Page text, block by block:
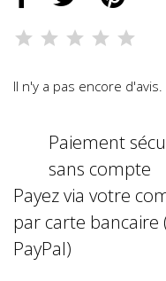
Il n'y a pas encore d'avis.
Paiement
sans compte
Payez via votre
par carte
PayPal)